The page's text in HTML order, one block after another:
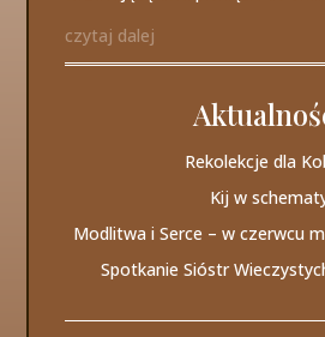
czytaj dalej
Rekolekcje dla
Kij w
Modlitwa i Serce – w czerwcu
Spotkanie Sióstr